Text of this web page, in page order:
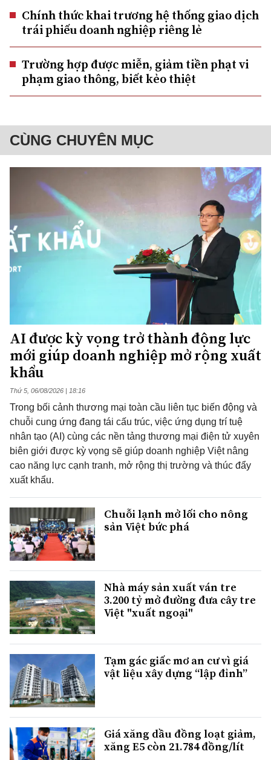
Chính thức khai trương hệ thống giao dịch
trái phiếu doanh nghiệp riêng lẻ
Trường hợp được miễn, giảm tiền phạt vi
phạm giao thông, biết kẻo thiệt
CÙNG CHUYÊN MỤC
AI được kỳ vọng trở thành động lực
mới giúp doanh nghiệp mở rộng xuất
khẩu
Thứ 5, 06/08/2026 | 18:16
Trong bối cảnh thương mại toàn cầu liên tục biến động và
chuỗi cung ứng đang tái cấu trúc, việc ứng dụng trí tuệ
nhân tạo (AI) cùng các nền tảng thương mại điện tử xuyên
biên giới được kỳ vọng sẽ giúp doanh nghiệp Việt nâng
cao năng lực cạnh tranh, mở rộng thị trường và thúc đẩy
xuất khẩu.
Chuỗi lạnh mở lối cho nông
sản Việt bức phá
Nhà máy sản xuất ván tre
3.200 tỷ mở đường đưa cây tre
Việt "xuất ngoại"
Tạm gác giấc mơ an cư vì giá
vật liệu xây dựng “lập đỉnh”
Giá xăng dầu đồng loạt giảm,
xăng E5 còn 21.784 đồng/lít